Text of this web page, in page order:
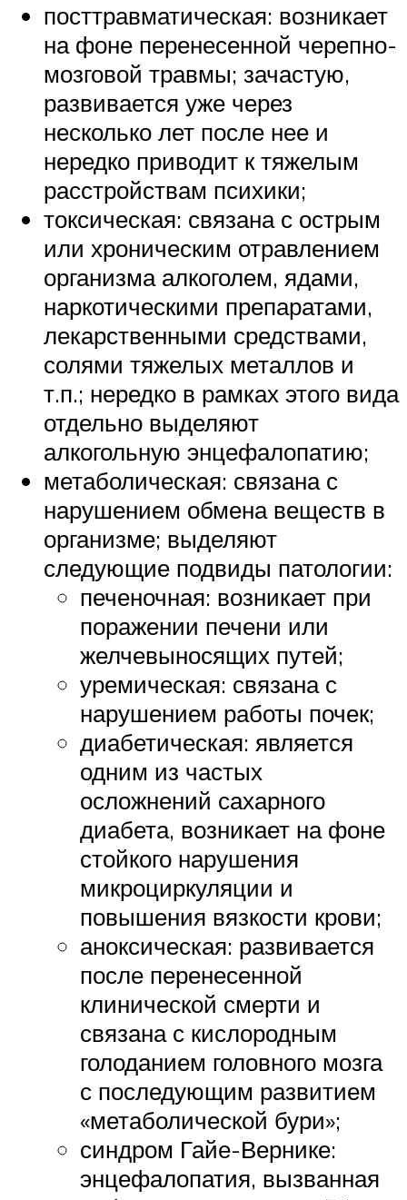
посттравматическая: возникает
на фоне перенесенной черепно-
мозговой травмы; зачастую,
развивается уже через
несколько лет после нее и
нередко приводит к тяжелым
расстройствам психики;
токсическая: связана с острым
или хроническим отравлением
организма алкоголем, ядами,
наркотическими препаратами,
лекарственными средствами,
солями тяжелых металлов и
т.п.; нередко в рамках этого вида
отдельно выделяют
алкогольную энцефалопатию;
метаболическая: связана с
нарушением обмена веществ в
организме; выделяют
следующие подвиды патологии:
печеночная: возникает при
поражении печени или
желчевыносящих путей;
уремическая: связана с
нарушением работы почек;
диабетическая: является
одним из частых
осложнений сахарного
диабета, возникает на фоне
стойкого нарушения
микроциркуляции и
повышения вязкости крови;
аноксическая: развивается
после перенесенной
клинической смерти и
связана с кислородным
голоданием головного мозга
с последующим развитием
«метаболической бури»;
синдром Гайе-Вернике:
энцефалопатия, вызванная